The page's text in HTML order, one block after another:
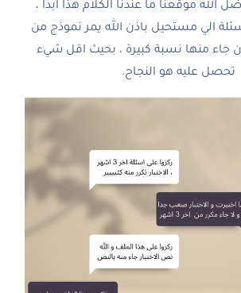
الله موقعنا ما عندنا الكلام هذا ابدا ،
الي مستحيل باذن الله يمر نموذج من
جاء منها نسبة كبيرة ، بحيث اقل شيء
تحصل عليه هو النجاح.